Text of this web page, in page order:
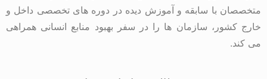
متخصصان با سابقه و آموزش دیده در دوره های تخصصی داخل و
خارج کشور، سازمان ها را در سفر بهبود منابع انسانی همراهی
می کند.